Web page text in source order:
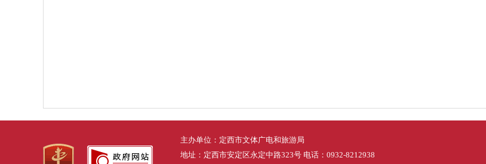
主办单位：定西市文体广电和旅游局
地址：定西市安定区永定中路323号 电话：0932-8212938